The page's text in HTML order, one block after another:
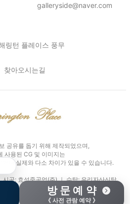
galleryside@naver.com
링턴 플레이스 풍무
찾아오시는길
공유를 돕기 위해 제작되었으며,
사용된 CG 및 이미지는
거나 실제와 다소 차이가 있을 수 있습니다.
공: 효성중공업(주) ｜ 수탁: 우리자산신탁
스 풍무 모델하우스. All Rights Reserved.
방 문 예 약
《 사전 관람 예약 》